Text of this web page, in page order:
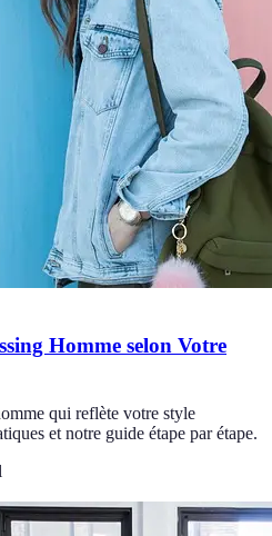
Homme selon Votre
qui reflète votre style
et notre guide étape par étape.